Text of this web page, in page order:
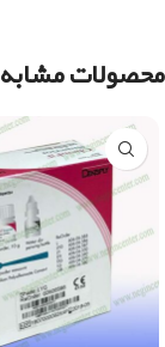
محصولات مشابه